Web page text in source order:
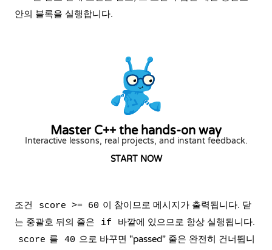
안의 블록을 실행합니다.
Master C++ the hands-on way
Interactive lessons, real projects, and instant feedback.
START NOW
조건 score >= 60 이 참이므로 메시지가 출력됩니다. 닫
는 중괄호 뒤의 줄은
if 바깥에 있으므로 항상 실행됩니다.
score 를 40 으로 바꾸면 "passed" 줄은 완전히 건너뜁니